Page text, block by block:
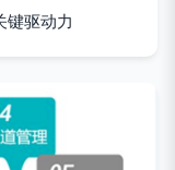
键驱动力